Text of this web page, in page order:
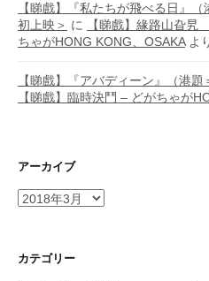
【睇戲】『私たちが飛べる日』
初上映＞ に
【睇戲】緣路山旮
ちゃがHONG KONG、OSAKAよ
【睇戲】『アバディーン』（港
【睇戲】臨時決鬥 – どがちゃが
アーカイブ
ア
イ
カテゴリー